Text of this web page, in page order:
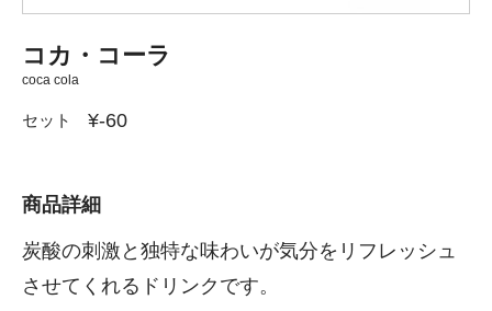
コカ・コーラ
coca cola
セット ¥-60
商品詳細
炭酸の刺激と独特な味わいが気分をリフレッシュ
させてくれるドリンクです。